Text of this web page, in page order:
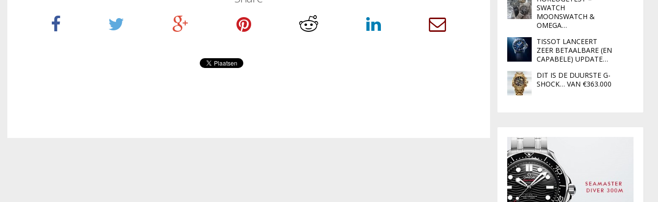
SWATCH
MOONSWATCH &
OMEGA…
TISSOT LANCEERT
ZEER BETAALBARE (EN
CAPABELE) UPDATE…
DIT IS DE DUURSTE G-
SHOCK… VAN €363.000